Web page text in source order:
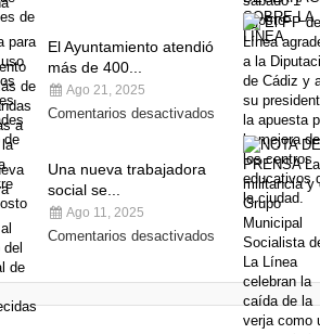
El Ayuntamiento atendió
más de 400...
Ago 21, 2025
Comentarios desactivados
Una nueva trabajadora
social se...
Ago 11, 2025
Comentarios desactivados